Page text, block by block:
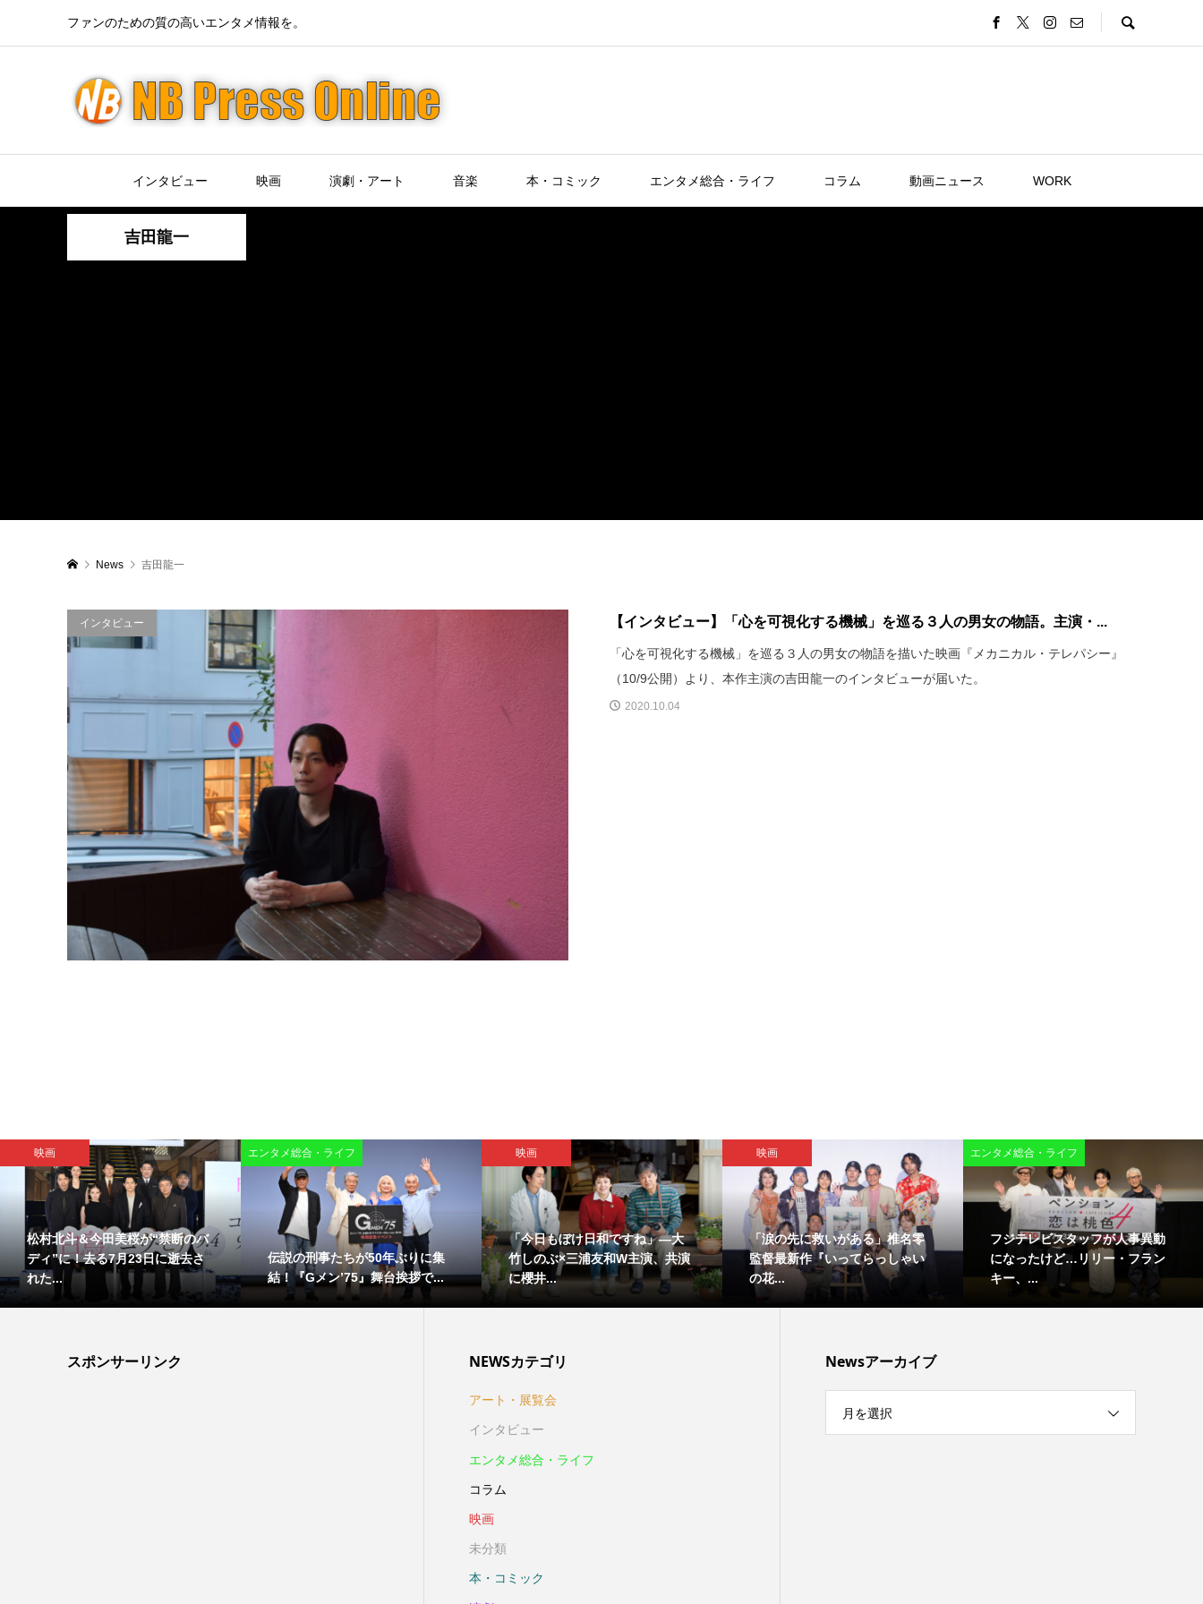
ファンのための質の高いエンタメ情報を。
インタビュー 映画 演劇・アート 音楽 本・コミック エンタメ総合・ライフ コラム 動画ニュース WORK
吉田龍一
News 吉田龍一
インタビュー 【インタビュー】「心を可視化する機械」を巡る３人の男女の物語。主演・...
「心を可視化する機械」を巡る３人の男女の物語を描いた映画『メカニカル・テレパシー』
（10/9公開）より、本作主演の吉田龍一のインタビューが届いた。
2020.10.04
映画
松村北斗＆今田美桜が“禁断のバ
ディ”に！去る7月23日に逝去さ
れた...
エンタメ総合・ライフ
伝説の刑事たちが50年ぶりに集
結！『Gメン’75』舞台挨拶で...
映画
「今日もぼけ日和ですね」―大
竹しのぶ×三浦友和W主演、共演
に櫻井...
映画
「涙の先に救いがある」椎名零
監督最新作『いってらっしゃい
の花...
エンタメ総合・ライフ
フジテレビスタッフが人事異動
になったけど…リリー・フラン
キー、...
スポンサーリンク NEWSカテゴリ
アート・展覧会
インタビュー
エンタメ総合・ライフ
コラム
映画
未分類
本・コミック
Newsアーカイブ
月を選択